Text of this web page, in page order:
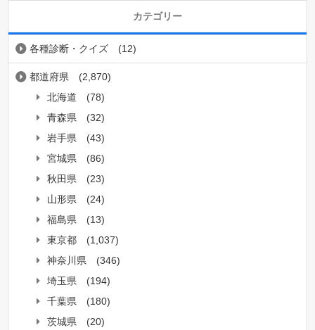
カテゴリー
各種診断・クイズ (12)
都道府県
(2,870)
北海道
(78)
青森県
(32)
岩手県
(43)
宮城県
(86)
秋田県
(23)
山形県
(24)
福島県
(13)
東京都
(1,037)
神奈川県
(346)
埼玉県
(194)
千葉県
(180)
茨城県
(20)